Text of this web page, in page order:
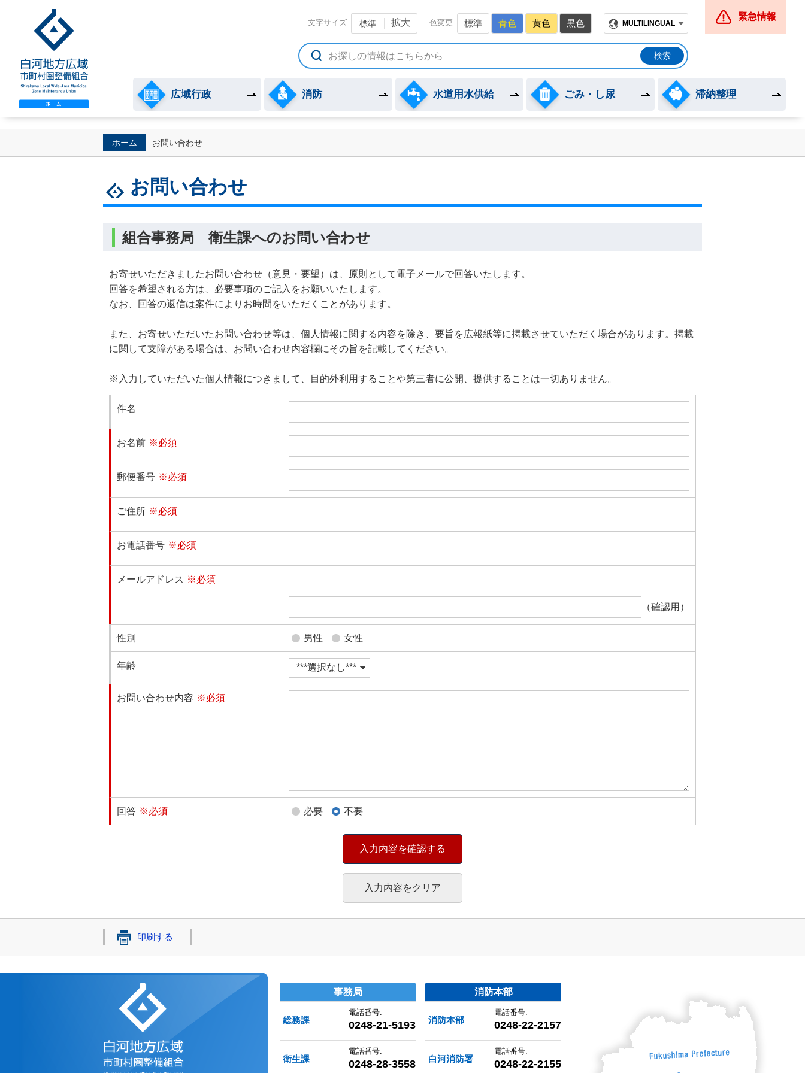
白河地方広域市町村圏整備組合公式ホームページ
文字サイズ 標準 拡大 色変更 標準 青色 黄色 黒色 MULTILINGUAL
緊急情報
広域行政 消防 水道用水供給 ごみ・し尿 滞納整理
ホーム お問い合わせ
お問い合わせ
組合事務局 衛生課へのお問い合わせ
お寄せいただきましたお問い合わせ（意見・要望）は、原則として電子メールで回答いたします。
回答を希望される方は、必要事項のご記入をお願いいたします。
なお、回答の返信は案件によりお時間をいただくことがあります。
また、お寄せいただいたお問い合わせ等は、個人情報に関する内容を除き、要旨を広報紙等に掲載させていただく場合があります。掲載
に関して支障がある場合は、お問い合わせ内容欄にその旨を記載してください。
※入力していただいた個人情報につきまして、目的外利用することや第三者に公開、提供することは一切ありません。
件名
お名前 ※必須
郵便番号 ※必須
ご住所 ※必須
お電話番号 ※必須
メールアドレス ※必須
（確認用）
性別 男性 女性
年齢
お問い合わせ内容 ※必須
回答 ※必須 必要 不要
印刷する
白河地方広域市町村圏整備組合 事務局
総務課
電話番号.
0248-21-5193
衛生課
電話番号.
0248-28-3558
消防本部
消防本部
電話番号.
0248-22-2157
白河消防署
電話番号.
0248-22-2155